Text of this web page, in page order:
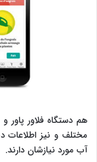
هم دستگاه فلاور پاور
مختلف و نیز اطلاعات
آب مورد نیازشان دارند.